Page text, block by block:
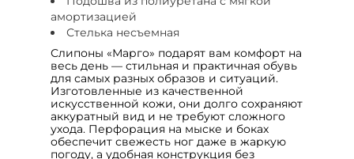
амортизацией
Стелька несъемная
Слипоны «Марго» подарят вам комфорт на
весь день — стильная и практичная обувь
для самых разных образов и ситуаций.
Изготовленные из качественной
искусственной кожи, они долго сохраняют
аккуратный вид и не требуют сложного
ухода. Перфорация на мыске и боках
обеспечит свежесть ног даже в жаркую
погоду, а удобная конструкция без